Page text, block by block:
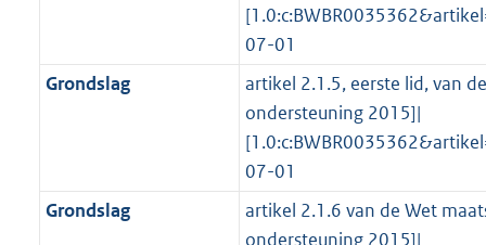
07-01
Grondslag
artikel 2.1.5, eerste lid, van
ondersteuning 2015]|
07-01
Grondslag
artikel 2.1.6 van de Wet
ondersteuning 2015]|